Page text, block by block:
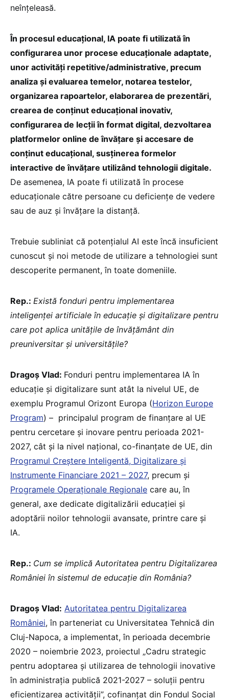
neînțeleasă.
În procesul educațional, IA poate fi utilizată în
configurarea unor procese educaționale adaptate,
unor activități repetitive/administrative, precum
analiza și evaluarea temelor, notarea testelor,
organizarea rapoartelor, elaborarea de prezentări,
crearea de conținut educațional inovativ,
configurarea de lecții în format digital, dezvoltarea
platformelor online de învățare și accesare de
conținut educațional, susținerea formelor
interactive de învățare utilizând tehnologii digitale.
De asemenea, IA poate fi utilizată în procese
educaționale către persoane cu deficiențe de vedere
sau de auz și învățare la distanță.
Trebuie subliniat că potențialul AI este încă insuficient
cunoscut și noi metode de utilizare a tehnologiei sunt
descoperite permanent, în toate domeniile.
Rep.: Există fonduri pentru implementarea
inteligenței artificiale în educație și digitalizare pentru
care pot aplica unitățile de învățământ din
preuniversitar și universitățile?
Dragoș Vlad: Fonduri pentru implementarea IA în
educație și digitalizare sunt atât la nivelul UE, de
exemplu Programul Orizont Europa (Horizon Europe
Program) – principalul program de finanțare al UE
pentru cercetare și inovare pentru perioada 2021-
2027, cât și la nivel național, co-finanțate de UE, din
Programul Creștere Inteligentă, Digitalizare și
Instrumente Financiare 2021 – 2027, precum și
Programele Operaționale Regionale care au, în
general, axe dedicate digitalizării educației și
adoptării noilor tehnologii avansate, printre care și
IA.
Rep.: Cum se implică Autoritatea pentru Digitalizarea
României în sistemul de educație din România?
Dragoș Vlad: Autoritatea pentru Digitalizarea
României, în parteneriat cu Universitatea Tehnică din
Cluj-Napoca, a implementat, în perioada decembrie
2020 – noiembrie 2023, proiectul „Cadru strategic
pentru adoptarea și utilizarea de tehnologii inovative
în administrația publică 2021-2027 – soluții pentru
eficientizarea activității”, cofinanțat din Fondul Social